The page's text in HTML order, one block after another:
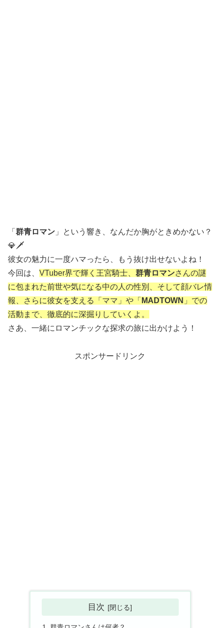
「 群青ロマン 」という響き、なんだか胸がときめかない？
💎🗡️
彼女の魅力に一度ハマったら、もう抜け出せないよね！
今回は、 VTuber界で輝く王宮騎士、 群青ロマンさんの謎
に包まれた前世や気になる中の人 の性別 、そして顔バレ情
報、さらに彼女を支える「 ママ 」や「 MADTOWN 」での
活動まで、徹底的に深掘りしていくよ。
さあ、一緒にロマンチックな探求の旅に出かけよう！
スポンサードリンク
目次